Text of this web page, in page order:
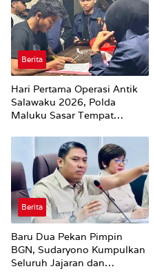
Berita
Hari Pertama Operasi Antik
Salawaku 2026, Polda
Maluku Sasar Tempat
Berita
Baru Dua Pekan Pimpin
BGN, Sudaryono Kumpulkan
Seluruh Jajaran dan